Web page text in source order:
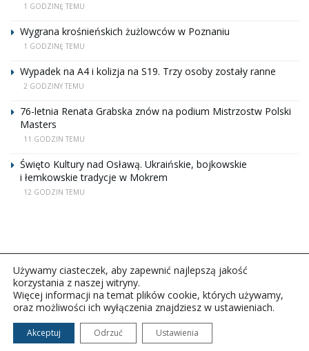
1 GODZINĘ TEMU
Wygrana krośnieńskich żużlowców w Poznaniu
1 GODZINĘ TEMU
Wypadek na A4 i kolizja na S19. Trzy osoby zostały ranne
2 GODZINY TEMU
76-letnia Renata Grabska znów na podium Mistrzostw Polski
Masters
11 GODZIN TEMU
Święto Kultury nad Osławą. Ukraińskie, bojkowskie
i łemkowskie tradycje w Mokrem
12 GODZIN TEMU
Copyright © 2026Polskie Radio Rzeszów S.A. w likwidacj.
Wszelkie prawa zastrzeżone.
Używamy ciasteczek, aby zapewnić najlepszą jakość
korzystania z naszej witryny.
Więcej informacji na temat plików cookie, których używamy,
oraz możliwości ich wyłączenia znajdziesz w ustawieniach.
Akceptuj Odrzuć Ustawienia